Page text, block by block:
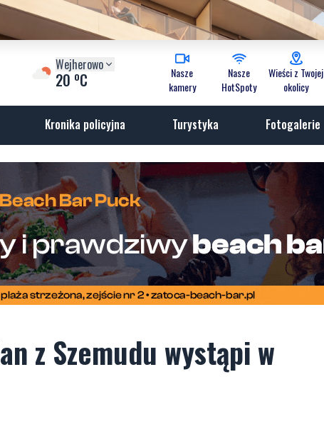
Wejherowo
20 oC
Nasze
kamery
Nasze
HotSpoty
Wieści z Twojej
okolicy
Kronika policyjna Turystyka Fotogalerie
z Szemudu wystąpi w